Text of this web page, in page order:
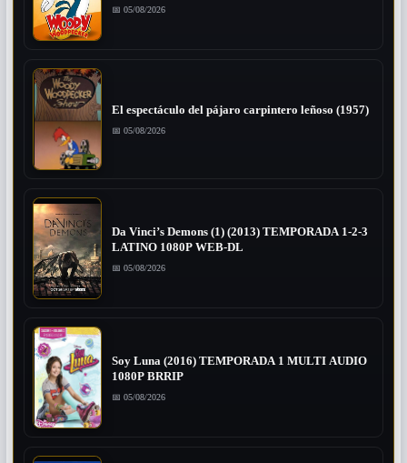
📅 05/08/2026
El espectáculo del pájaro carpintero leñoso (1957)
📅 05/08/2026
Da Vinci’s Demons (1) (2013) TEMPORADA 1-2-3
LATINO 1080P WEB-DL
📅 05/08/2026
Soy Luna (2016) TEMPORADA 1 MULTI AUDIO
1080P BRRIP
📅 05/08/2026